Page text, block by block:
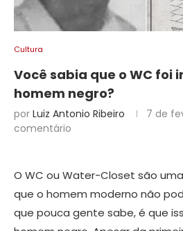
Cultura
Você sabia que o WC foi
homem negro?
por Luiz Antonio Ribeiro 7 de
comentário
O WC ou Water-Closet são
que o homem moderno não
que pouca gente sabe, é que